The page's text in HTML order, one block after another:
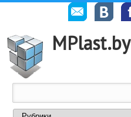
MPlast.by